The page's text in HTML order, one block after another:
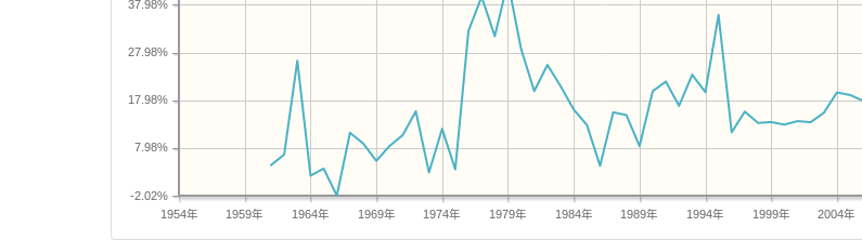
1954年 1959年 1964年 1969年 1974年 1979年 1984年 1989年 1994年 1999年 2004年
-2.02%
7.98%
17.98%
27.98%
37.98%